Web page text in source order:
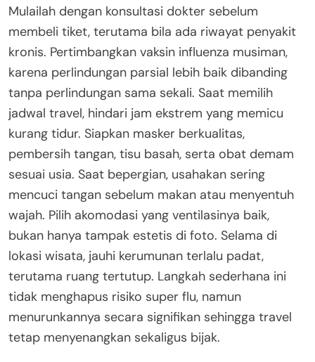
Mulailah dengan konsultasi dokter sebelum
membeli tiket, terutama bila ada riwayat penyakit
kronis. Pertimbangkan vaksin influenza musiman,
karena perlindungan parsial lebih baik dibanding
tanpa perlindungan sama sekali. Saat memilih
jadwal travel, hindari jam ekstrem yang memicu
kurang tidur. Siapkan masker berkualitas,
pembersih tangan, tisu basah, serta obat demam
sesuai usia. Saat bepergian, usahakan sering
mencuci tangan sebelum makan atau menyentuh
wajah. Pilih akomodasi yang ventilasinya baik,
bukan hanya tampak estetis di foto. Selama di
lokasi wisata, jauhi kerumunan terlalu padat,
terutama ruang tertutup. Langkah sederhana ini
tidak menghapus risiko super flu, namun
menurunkannya secara signifikan sehingga travel
tetap menyenangkan sekaligus bijak.